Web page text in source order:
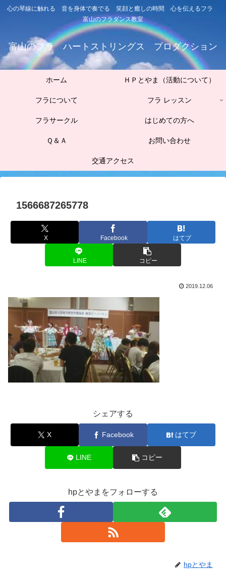
心の琴線に触れる 音を身体で奏でる 笑顔と癒しの時間 心を伝えるフラ
富山のフラダンス教室
富山のフラ ハートストリングス プロダクション
ホーム ＨＰとやま（活動について）
フラについて フラ レッスン
フラサークル はじめての方へ
Ｑ＆Ａ お問い合わせ
交通アクセス
1566687265778
X Facebook はてブ
LINE コピー
2019.12.06
シェアする
X Facebook はてブ
LINE コピー
hpとやまをフォローする
hpとやま